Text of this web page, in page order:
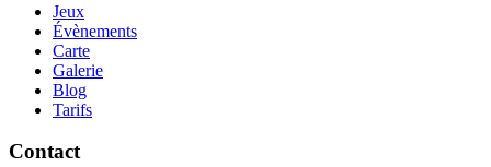
Jeux
Évènements
Carte
Galerie
Blog
Tarifs
Contact